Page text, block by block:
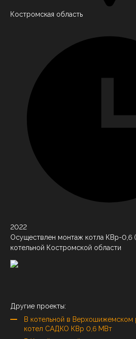
Костромская область
2022
Осуществлен монтаж котла КВр-0,6
котельной Костромской области
Другие проекты:
В котельной в Верхошижемском
котел САДКО КВр 0,6 МВт